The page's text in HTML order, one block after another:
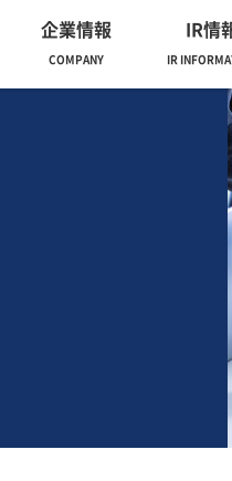
企業情報
COMPANY
IR情
IR